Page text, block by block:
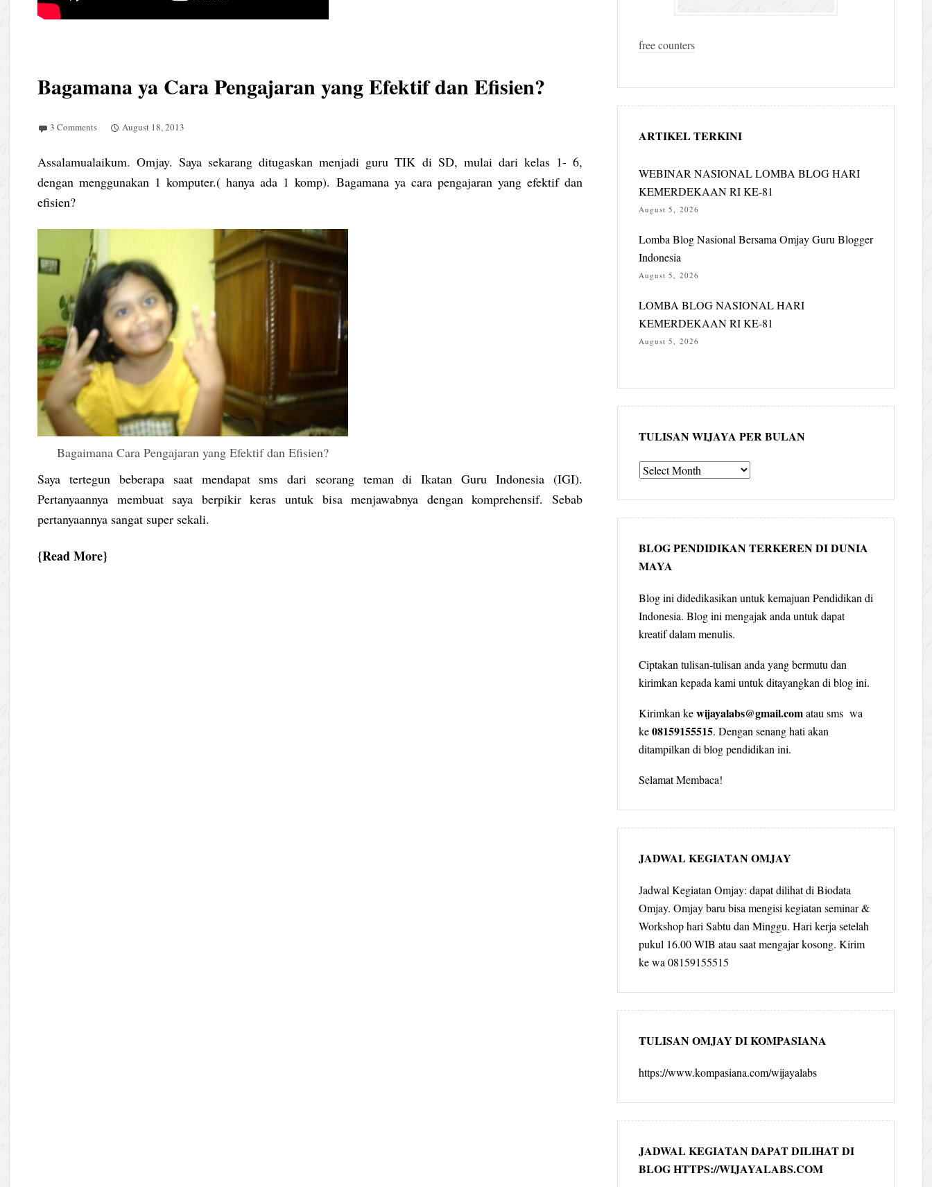
Bagamana ya Cara Pengajaran yang Efektif dan Efisien?
3 Comments August 18, 2013
Assalamualaikum. Omjay. Saya sekarang ditugaskan menjadi guru TIK di SD, mulai dari kelas 1- 6,
dengan menggunakan 1 komputer.( hanya ada 1 komp). Bagamana ya cara pengajaran yang efektif dan
efisien?
Bagaimana Cara Pengajaran yang Efektif dan Efisien?
Saya tertegun beberapa saat mendapat sms dari seorang teman di Ikatan Guru Indonesia (IGI).
Pertanyaannya membuat saya berpikir keras untuk bisa menjawabnya dengan komprehensif. Sebab
pertanyaannya sangat super sekali.
Read More
free counters
ARTIKEL TERKINI
WEBINAR NASIONAL LOMBA BLOG HARI
KEMERDEKAAN RI KE-81
August 5, 2026
Lomba Blog Nasional Bersama Omjay Guru Blogger
Indonesia
August 5, 2026
LOMBA BLOG NASIONAL HARI
KEMERDEKAAN RI KE-81
August 5, 2026
TULISAN WIJAYA PER BULAN
Tulisan
per
bulan
BLOG PENDIDIKAN TERKEREN DI DUNIA
MAYA
Blog ini didedikasikan untuk kemajuan Pendidikan di
Indonesia. Blog ini mengajak anda untuk dapat
kreatif dalam menulis.
Ciptakan tulisan-tulisan anda yang bermutu dan
kirimkan kepada kami untuk ditayangkan di blog ini.
Kirimkan kewijayalabs@gmail.comatau sms wa
ke08159155515. Dengan senang hati akan
ditampilkan di blog pendidikan ini.
Selamat Membaca!
JADWAL KEGIATAN OMJAY
Jadwal Kegiatan Omjay: dapat dilihat di Biodata
Omjay. Omjay baru bisa mengisi kegiatan seminar &
Workshop hari Sabtu dan Minggu. Hari kerja setelah
pukul 16.00 WIB atau saat mengajar kosong. Kirim
ke wa 08159155515
TULISAN OMJAY DI KOMPASIANA
https://www.kompasiana.com/wijayalabs
JADWAL KEGIATAN DAPAT DILIHAT DI
BLOG HTTPS://WIJAYALABS.COM